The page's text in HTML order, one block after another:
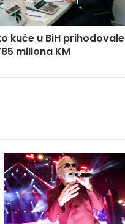
kuće u BiH prihodovale
miliona KM